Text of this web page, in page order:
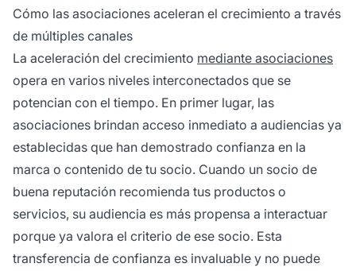
Cómo las asociaciones aceleran el crecimiento a través
de múltiples canales
La aceleración del crecimiento mediante asociaciones
opera en varios niveles interconectados que se
potencian con el tiempo. En primer lugar, las
asociaciones brindan acceso inmediato a audiencias ya
establecidas que han demostrado confianza en la
marca o contenido de tu socio. Cuando un socio de
buena reputación recomienda tus productos o
servicios, su audiencia es más propensa a interactuar
porque ya valora el criterio de ese socio. Esta
transferencia de confianza es invaluable y no puede